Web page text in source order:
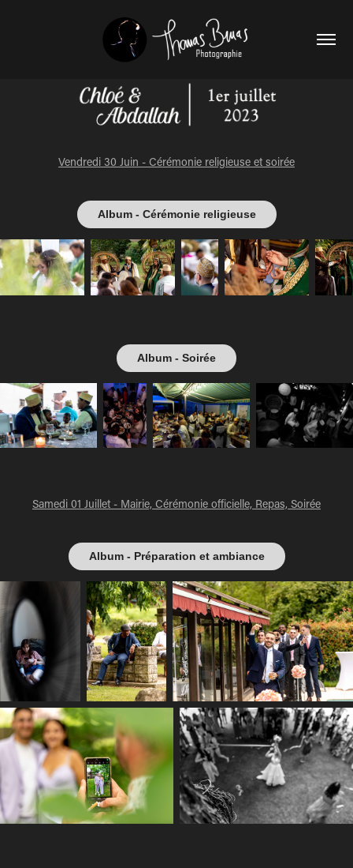
Vendredi 30 Juin - Cérémonie religieuse et soirée
Album - Cérémonie religieuse
Album - Soirée
Samedi 01 Juillet - Mairie, Cérémonie officielle, Repas, Soirée
Album - Préparation et ambiance